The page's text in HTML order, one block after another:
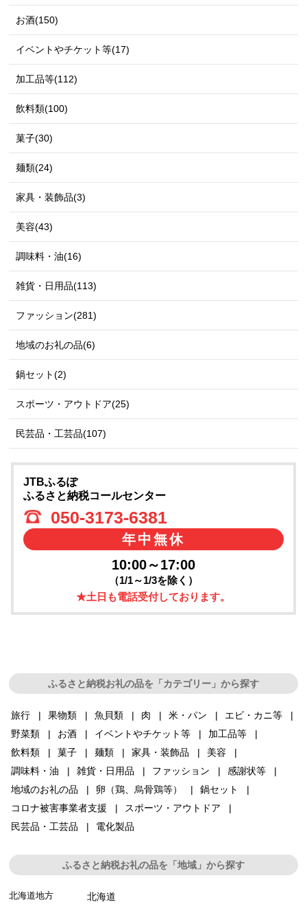
お酒(150)
イベントやチケット等(17)
加工品等(112)
飲料類(100)
菓子(30)
麺類(24)
家具・装飾品(3)
美容(43)
調味料・油(16)
雑貨・日用品(113)
ファッション(281)
地域のお礼の品(6)
鍋セット(2)
スポーツ・アウトドア(25)
民芸品・工芸品(107)
JTBふるぽ
ふるさと納税コールセンター
050-3173-6381
年中無休
10:00～17:00
（1/1～1/3を除く）
★土日も電話受付しております。
ふるさと納税お礼の品を「カテゴリー」から探す
旅行 果物類 魚貝類 肉 米・パン
エビ・カニ等
野菜類
お酒 イベントやチケット等
加工品等
飲料類
菓子 麺類 家具・装飾品
美容
調味料・油
雑貨・日用品 ファッション
感謝状等
地域のお礼の品
卵（鶏、烏骨鶏等）
鍋セット
コロナ被害事業者支援
スポーツ・アウトドア
民芸品・工芸品
電化製品
ふるさと納税お礼の品を「地域」から探す
北海道地方 北海道